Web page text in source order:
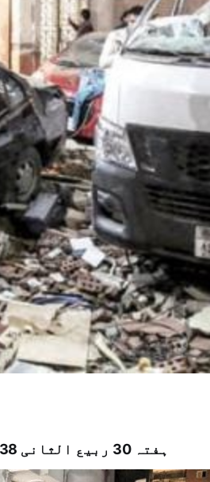
ہفتہ 30 ربيع الثانی 1438ہجری/ 28 جنوری 2017ء شمارہ نمبر {13941}